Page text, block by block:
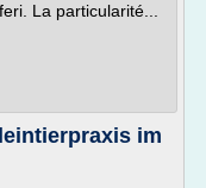
La particularité...
im